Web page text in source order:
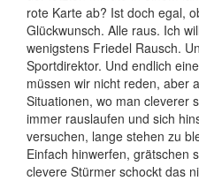
rote Karte ab? Ist doch egal,
Glückwunsch. Alle raus. Ich
wenigstens Friedel Rausch.
Sportdirektor. Und endlich
müssen wir nicht reden, aber
Situationen, wo man cleverer
immer rauslaufen und sich
versuchen, lange stehen zu
Einfach hinwerfen, grätschen
clevere Stürmer schockt das